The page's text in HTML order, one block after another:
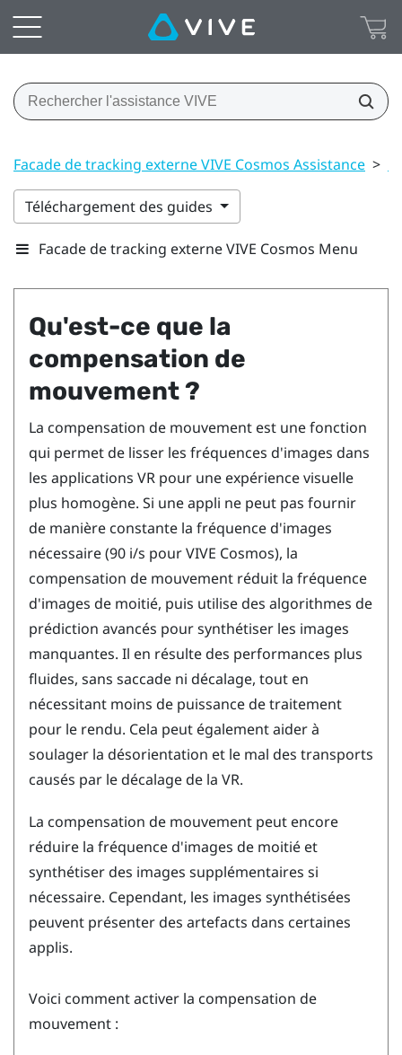
Facade de tracking externe VIVE Cosmos Assistance >
Téléchargement des guides
Facade de tracking externe VIVE Cosmos Menu
Qu'est-ce que la
compensation de
mouvement ?
La compensation de mouvement est une fonction
qui permet de lisser les fréquences d'images dans
les applications VR pour une expérience visuelle
plus homogène. Si une appli ne peut pas fournir
de manière constante la fréquence d'images
nécessaire (90 i/s pourVIVE Cosmos), la
compensation de mouvement réduit la fréquence
d'images de moitié, puis utilise des algorithmes de
prédiction avancés pour synthétiser les images
manquantes. Il en résulte des performances plus
fluides, sans saccade ni décalage, tout en
nécessitant moins de puissance de traitement
pour le rendu. Cela peut également aider à
soulager la désorientation et le mal des transports
causés par le décalage de la VR.
La compensation de mouvement peut encore
réduire la fréquence d'images de moitié et
synthétiser des images supplémentaires si
nécessaire. Cependant, les images synthétisées
peuvent présenter des artefacts dans certaines
applis.
Voici comment activer la compensation de
mouvement :